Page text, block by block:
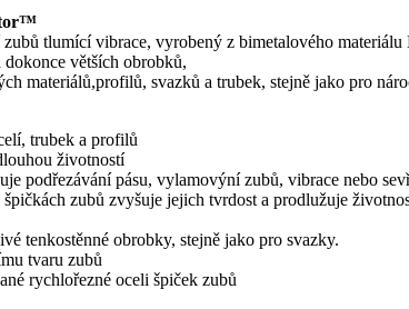
tlumící vibrace, vyrobený z bimetalového
větších obrobků,
materiálů,profilů, svazků a trubek, stejně jako pro
trubek a profilů
životností
podřezávání pásu, vylamovýní zubů, vibrace nebo
zubů zvyšuje jejich tvrdost a prodlužuje
tenkostěnné obrobky, stejně jako pro svazky.
tvaru zubů
rychlořezné oceli špiček zubů